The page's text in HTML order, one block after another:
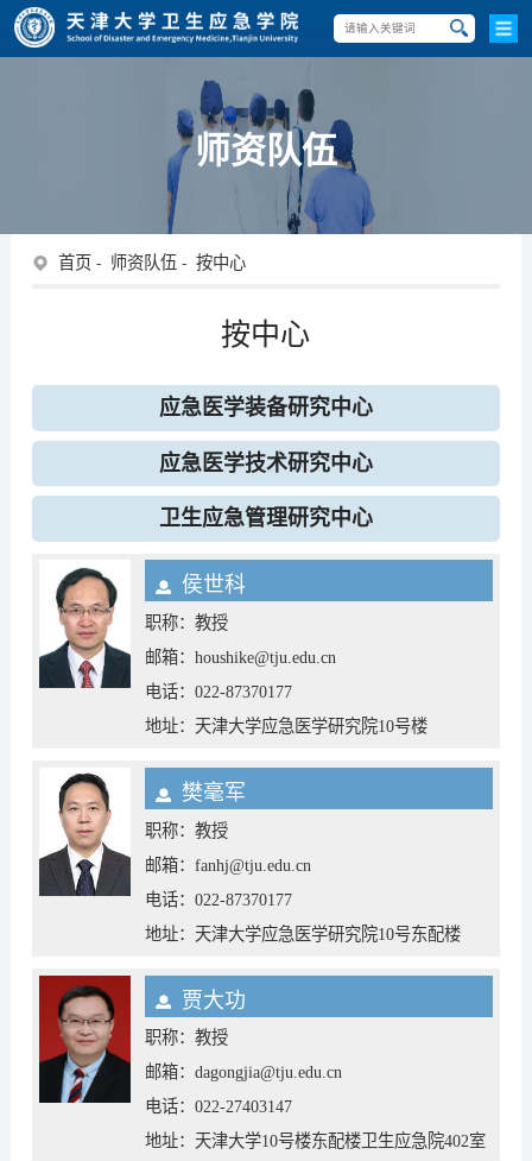
师资队伍
首页 师资队伍 按中心
按中心
应急医学装备研究中心
应急医学技术研究中心
卫生应急管理研究中心
侯世科
职称：教授
邮箱：houshike@tju.edu.cn
电话：022-87370177
地址：天津大学应急医学研究院10号楼
樊毫军
职称：教授
邮箱：fanhj@tju.edu.cn
电话：022-87370177
地址：天津大学应急医学研究院10号东配楼
贾大功
职称：教授
邮箱：dagongjia@tju.edu.cn
电话：022-27403147
地址：天津大学10号楼东配楼卫生应急院402室